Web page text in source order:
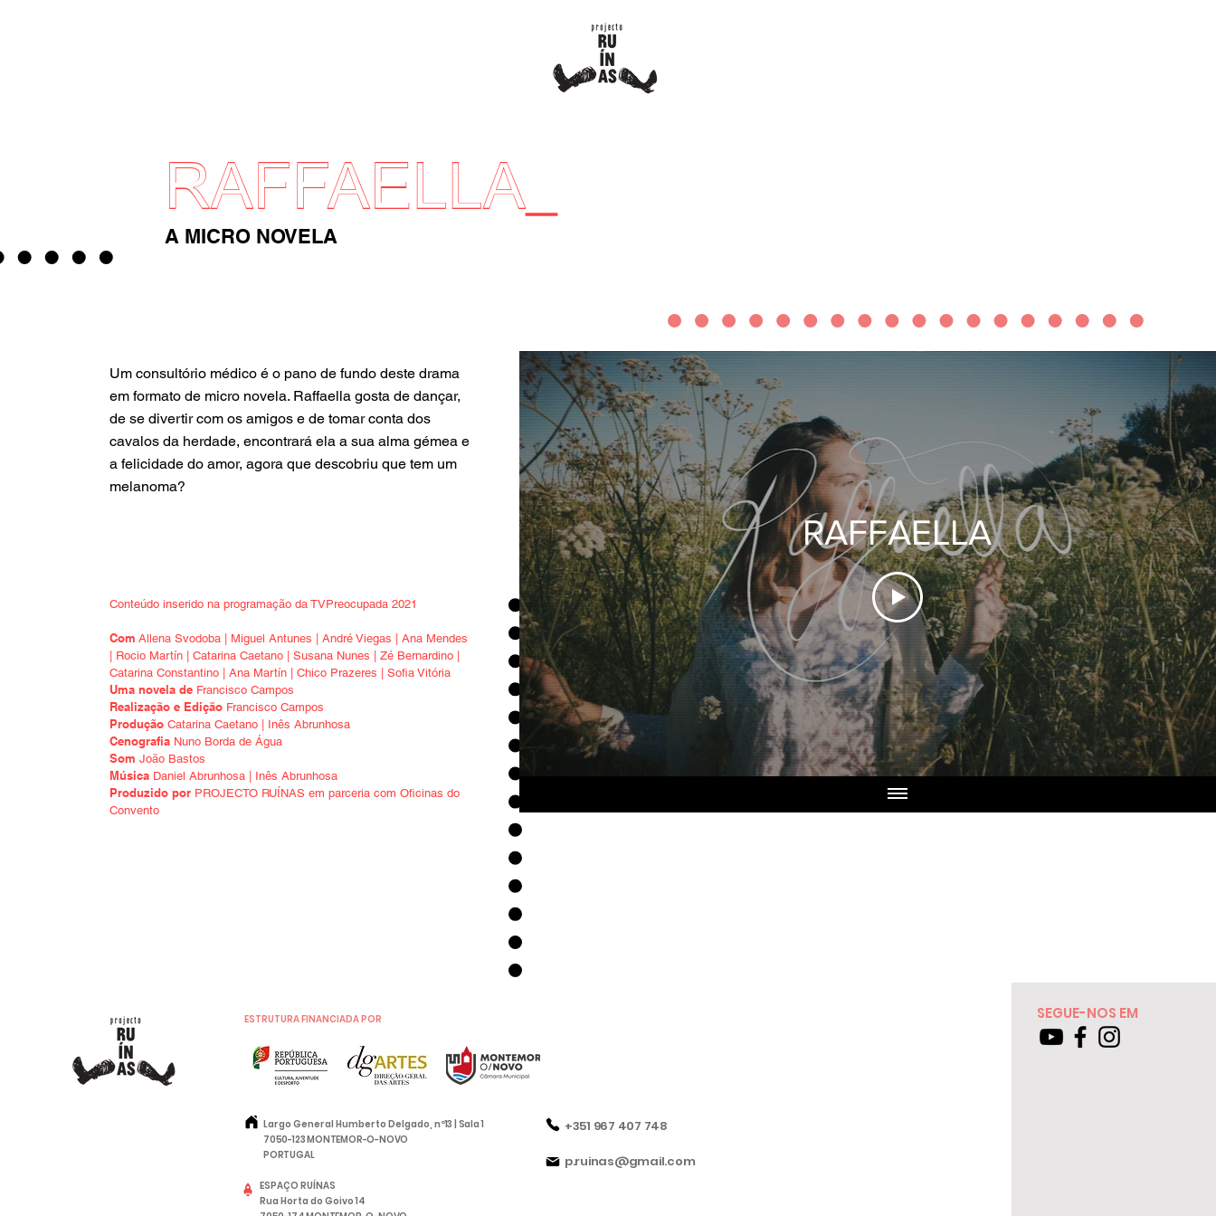
RAFFAELLA
A MICRO NOVELA
Um consultório médico é o pano de fundo deste drama
em formato de micro novela. Raffaella gosta de dançar,
de se divertir com os amigos e de tomar conta dos
cavalos da herdade, encontrará ela a sua alma gémea e
a felicidade do amor, agora que descobriu que tem um
melanoma?
Conteúdo inserido na programação da TVPreocupada 2021
Com Allena Svodoba | Miguel Antunes | André Viegas | Ana Mendes
| Rocio Martín | Catarina Caetano | Susana Nunes | Zé Bernardino |
Catarina Constantino | Ana Martín | Chico Prazeres | Sofia Vitória
Uma novela de Francisco Campos
Realização e Edição Francisco Campos
Produção Catarina Caetano | Inês Abrunhosa
Cenografia Nuno Borda de Água
Som João Bastos
Música Daniel Abrunhosa | Inês Abrunhosa
Produzido por PROJECTO RUÍNAS em parceria com Oficinas do
Convento
RAFFAELLA
ESTRUTURA FINANCIADA POR
Largo General Humberto Delgado, nº13 | Sala 1
7050-123 MONTEMOR-O-NOVO
PORTUGAL
+351 967 407 748
p.ruinas@gmail.com
ESPAÇO RUÍNAS
Rua Horta do Goivo 14
SEGUE-NOS EM